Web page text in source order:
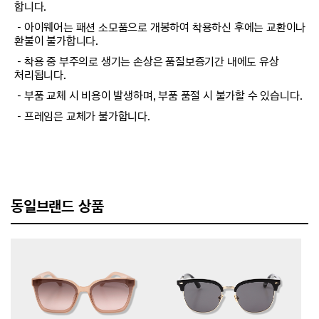
합니다.
－아이웨어는 패션 소모품으로 개봉하여 착용하신 후에는 교환이나
환불이 불가합니다.
－착용 중 부주의로 생기는 손상은 품질보증기간 내에도 유상
처리됩니다.
－부품 교체 시 비용이 발생하며, 부품 품절 시 불가할 수 있습니다.
－프레임은 교체가 불가합니다.
동일브랜드 상품